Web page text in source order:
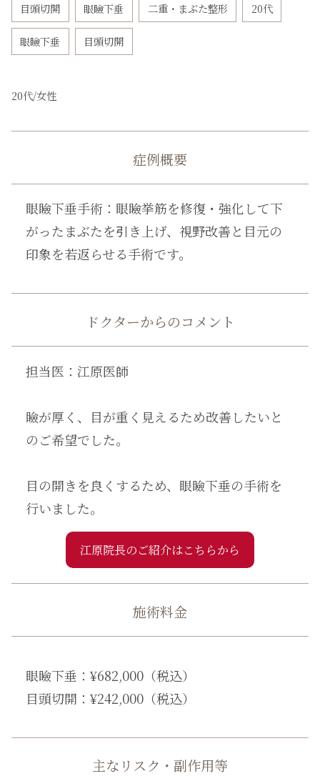
目頭切開 眼瞼下垂 二重・まぶた整形 20代
眼瞼下垂 目頭切開
20代/女性
症例概要
眼瞼下垂手術：眼瞼挙筋を修復・強化して下
がったまぶたを引き上げ、視野改善と目元の
印象を若返らせる手術です。
ドクターからのコメント
担当医：江原医師
瞼が厚く、目が重く見えるため改善したいと
のご希望でした。
目の開きを良くするため、眼瞼下垂の手術を
行いました。
江原院長のご紹介はこちらから
施術料金
眼瞼下垂：¥682,000（税込）
目頭切開：¥242,000（税込）
主なリスク・副作用等